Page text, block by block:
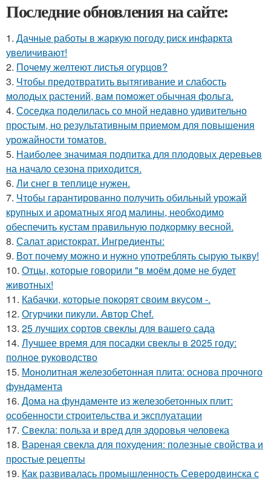
Последние обновления на сайте:
1. Дачные работы в жаркую погоду риск инфаркта
увеличивают!
2. Почему желтеют листья огурцов?
3. Чтобы предотвратить вытягивание и слабость
молодых растений, вам поможет обычная фольга.
4. Соседка поделилась со мной недавно удивительно
простым, но результативным приемом для повышения
урожайности томатов.
5. Наиболее значимая подпитка для плодовых деревьев
на начало сезона приходится.
6. Ли снег в теплице нужен.
7. Чтобы гарантированно получить обильный урожай
крупных и ароматных ягод малины, необходимо
обеспечить кустам правильную подкормку весной.
8. Салат аристократ. Ингредиенты:
9. Вот почему можно и нужно употреблять сырую тыкву!
10. Отцы, которые говорили "в моём доме не будет
животных!
11. Кабачки, которые покорят своим вкусом -.
12. Огурчики пикули. Автор Chef.
13. 25 лучших сортов свеклы для вашего сада
14. Лучшее время для посадки свеклы в 2025 году:
полное руководство
15. Монолитная железобетонная плита: основа прочного
фундамента
16. Дома на фундаменте из железобетонных плит:
особенности строительства и эксплуатации
17. Свекла: польза и вред для здоровья человека
18. Вареная свекла для похудения: полезные свойства и
простые рецепты
19. Как развивалась промышленность Северодвинска с